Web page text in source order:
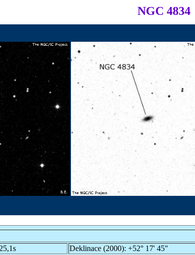
NGC 4834
Deklinace (2000): +52° 17' 45"